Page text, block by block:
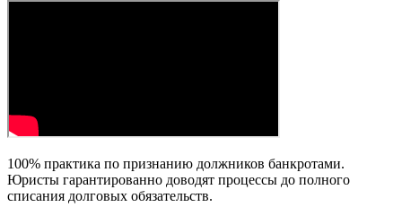
100% практика по признанию должников банкротами.
Юристы гарантированно доводят процессы до полного
списания долговых обязательств.